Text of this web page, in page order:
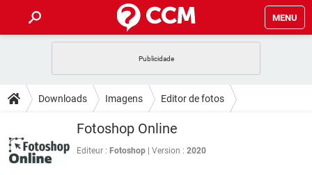
MENU
CELULAR FACEBOOK
EXCEL
INSTAGRAM GMAIL
DICAS
JOGOS
CELULAR
OUTLOOK
JOGOS WHATSAPP
FÓRUM
Downloads Imagens Editor de fotos
Fotoshop Online
Editeur : Fotoshop Version : 2020